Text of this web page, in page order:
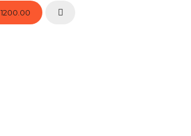
₽ 1200.00